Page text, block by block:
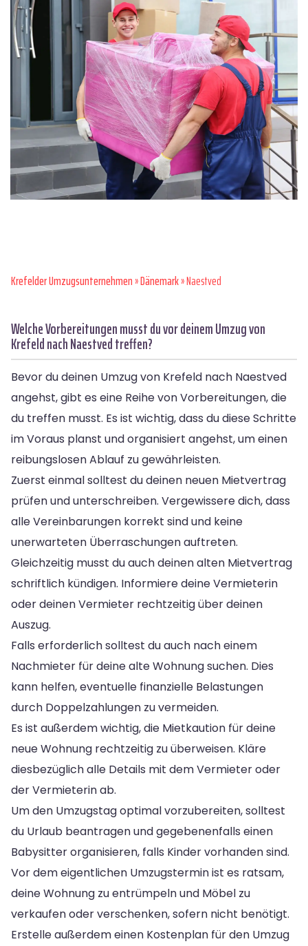
Krefelder Umzugsunternehmen»Dänemark» Naestved
Welche Vorbereitungen musst du vor deinem Umzug von
Krefeld nach Naestved treffen?
Bevor du deinen Umzug von Krefeld nach Naestved
angehst, gibt es eine Reihe von Vorbereitungen, die
du treffen musst. Es ist wichtig, dass du diese Schritte
im Voraus planst und organisiert angehst, um einen
reibungslosen Ablauf zu gewährleisten.
Zuerst einmal solltest du deinen neuen Mietvertrag
prüfen und unterschreiben. Vergewissere dich, dass
alle Vereinbarungen korrekt sind und keine
unerwarteten Überraschungen auftreten.
Gleichzeitig musst du auch deinen alten Mietvertrag
schriftlich kündigen. Informiere deine Vermieterin
oder deinen Vermieter rechtzeitig über deinen
Auszug.
Falls erforderlich solltest du auch nach einem
Nachmieter für deine alte Wohnung suchen. Dies
kann helfen, eventuelle finanzielle Belastungen
durch Doppelzahlungen zu vermeiden.
Es ist außerdem wichtig, die Mietkaution für deine
neue Wohnung rechtzeitig zu überweisen. Kläre
diesbezüglich alle Details mit dem Vermieter oder
der Vermieterin ab.
Um den Umzugstag optimal vorzubereiten, solltest
du Urlaub beantragen und gegebenenfalls einen
Babysitter organisieren, falls Kinder vorhanden sind.
Vor dem eigentlichen Umzugstermin ist es ratsam,
deine Wohnung zu entrümpeln und Möbel zu
verkaufen oder verschenken, sofern nicht benötigt.
Erstelle außerdem einen Kostenplan für den Umzug